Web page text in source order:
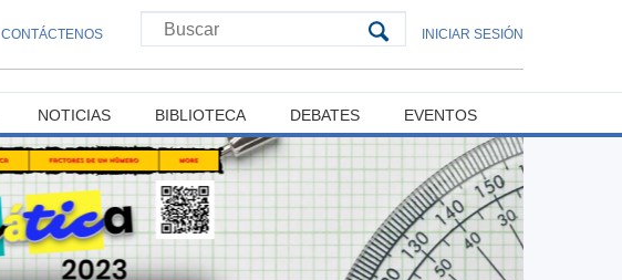
CONTÁCTENOS INICIAR SESIÓN
NOTICIAS BIBLIOTECA DEBATES EVENTOS